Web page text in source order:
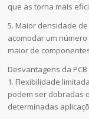
que as torna mais
5. Maior densidade
acomodar um
maior de
Desvantagens da
1. Flexibilidade
podem ser dobradas
determinadas